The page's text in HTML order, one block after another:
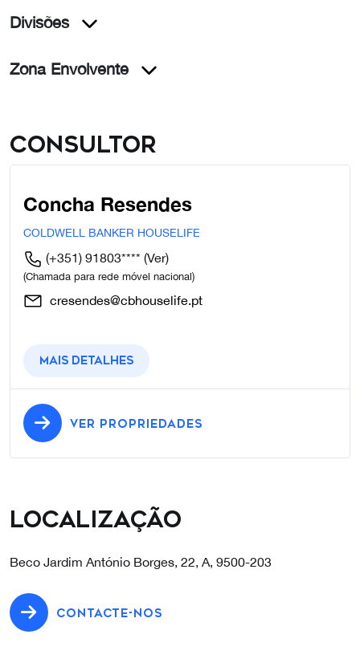
Divisões
Zona Envolvente
Consultor
Concha Resendes
COLDWELL BANKER HOUSELIFE
(+351) 91803**** (Ver)
(Chamada para rede móvel nacional)
cresendes@cbhouselife.pt
Mais detalhes
VER PROPRIEDADES
Localização
Beco Jardim António Borges, 22, A, 9500-203
CONTACTE-NOS